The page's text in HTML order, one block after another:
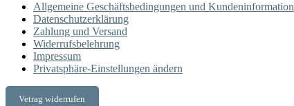
Allgemeine Geschäftsbedingungen und Kundeninformation
Datenschutzerklärung
Zahlung und Versand
Widerrufsbelehrung
Impressum
Privatsphäre-Einstellungen ändern
Vetrag widerrufen